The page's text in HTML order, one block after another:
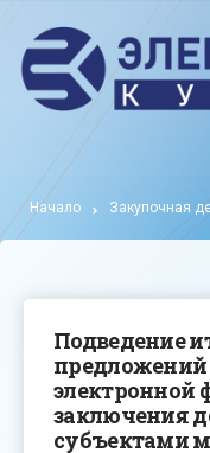
Начало Закупочная
Подведение
предложений
электронной
заключения
субъектами